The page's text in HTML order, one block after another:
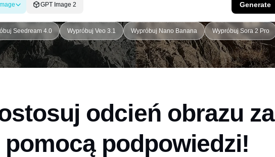
GPT Image 2 Generate
Seedream 4.0 Wypróbuj Veo 3.1 Wypróbuj Nano Banana Wypróbuj Sora 2 Pro
odcień obrazu za
pomocą podpowiedzi!